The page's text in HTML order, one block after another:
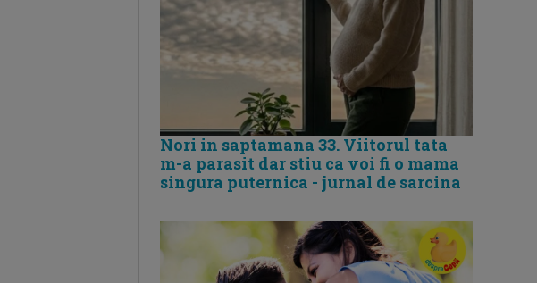
Nori in saptamana 33. Viitorul tata
m-a parasit dar stiu ca voi fi o mama
singura puternica - jurnal de sarcina